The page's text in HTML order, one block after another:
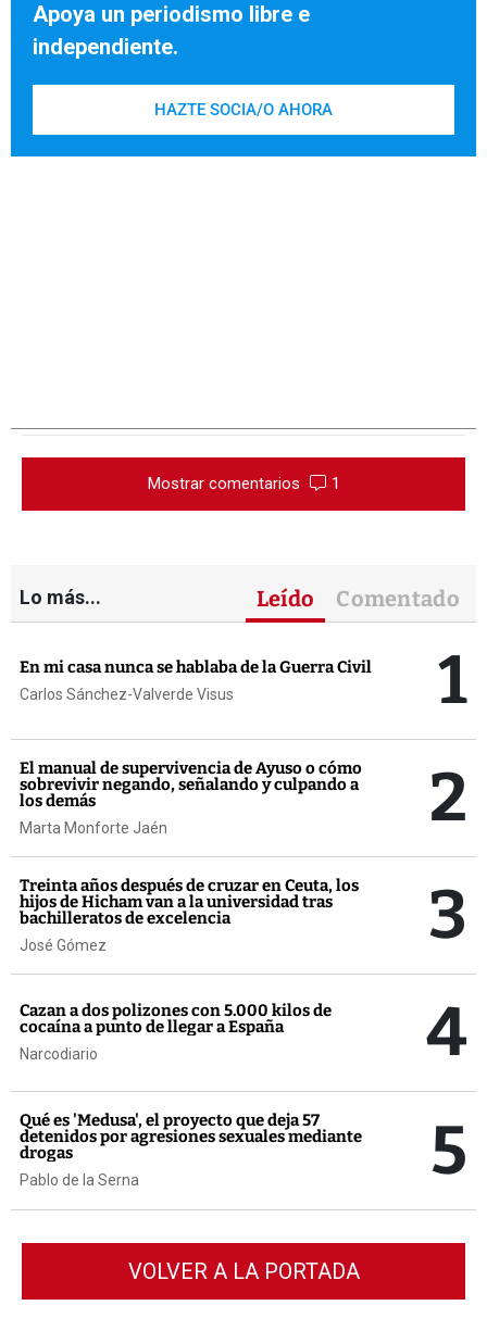
Apoya un periodismo libre e
independiente.
HAZTE SOCIA/O AHORA
Mostrar comentarios 1
Lo más... Leído Comentado
En mi casa nunca se hablaba de la Guerra Civil
Carlos Sánchez-Valverde Visus 1
El manual de supervivencia de Ayuso o cómo
sobrevivir negando, señalando y culpando a
los demás
Marta Monforte Jaén 2
Treinta años después de cruzar en Ceuta, los
hijos de Hicham van a la universidad tras
bachilleratos de excelencia
José Gómez 3
Cazan a dos polizones con 5.000 kilos de
cocaína a punto de llegar a España
Narcodiario 4
Qué es 'Medusa', el proyecto que deja 57
detenidos por agresiones sexuales mediante
drogas
Pablo de la Serna 5
VOLVER A LA PORTADA